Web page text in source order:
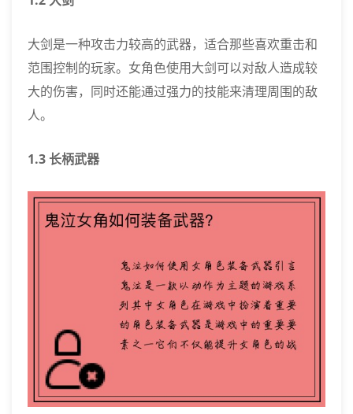
大剑是一种攻击力较高的武器，适合那些喜欢重击和
范围控制的玩家。女角色使用大剑可以对敌人造成较
大的伤害，同时还能通过强力的技能来清理周围的敌
人。
1.3 长柄武器